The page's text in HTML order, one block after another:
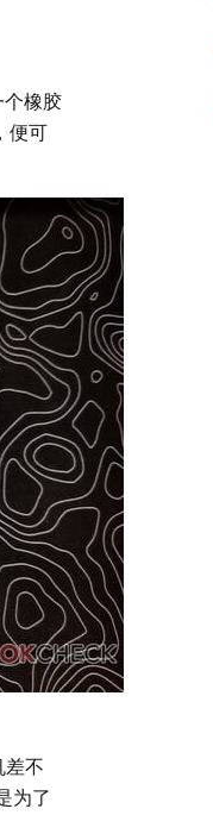
橡胶
便可
不
为了